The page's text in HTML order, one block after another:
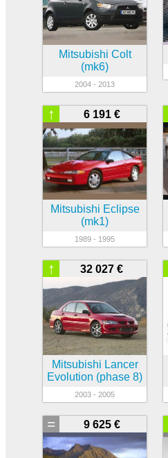
Mitsubishi Colt
(mk6)
2004 - 2013
6 191 €
↑
Mitsubishi Eclipse
(mk1)
1989 - 1995
32 027 €
↑
Mitsubishi Lancer
Evolution (phase 8)
2003 - 2005
9 625 €
=